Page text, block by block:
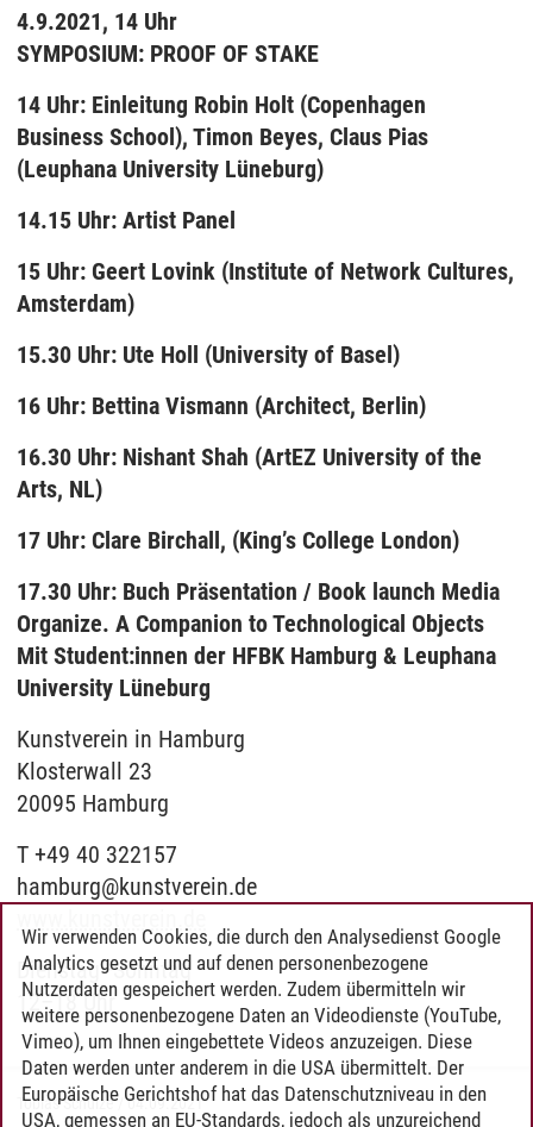
4.9.2021, 14 Uhr
SYMPOSIUM: PROOF OF STAKE
14 Uhr: Einleitung Robin Holt (Copenhagen
Business School), Timon Beyes, Claus Pias
(Leuphana University Lüneburg)
14.15 Uhr: Artist Panel
15 Uhr: Geert Lovink (Institute of Network Cultures,
Amsterdam)
15.30 Uhr: Ute Holl (University of Basel)
16 Uhr: Bettina Vismann (Architect, Berlin)
16.30 Uhr: Nishant Shah (ArtEZ University of the
Arts, NL)
17 Uhr: Clare Birchall, (King’s College London)
17.30 Uhr: Buch Präsentation / Book launch Media
Organize. A Companion to Technological Objects
Mit Student:innen der HFBK Hamburg & Leuphana
University Lüneburg
Kunstverein in Hamburg
Klosterwall 23
20095 Hamburg
T +49 40 322157
hamburg@kunstverein.de
Dienstag–Sonntag
12–18 Uhr
Tobias Schulze/04.09.2021
Wir verwenden Cookies, die durch den Analysedienst Google
Analytics gesetzt und auf denen personenbezogene
Nutzerdaten gespeichert werden. Zudem übermitteln wir
weitere personenbezogene Daten an Videodienste (YouTube,
Vimeo), um Ihnen eingebettete Videos anzuzeigen. Diese
Daten werden unter anderem in die USA übermittelt. Der
Europäische Gerichtshof hat das Datenschutzniveau in den
USA, gemessen an EU-Standards, jedoch als unzureichend